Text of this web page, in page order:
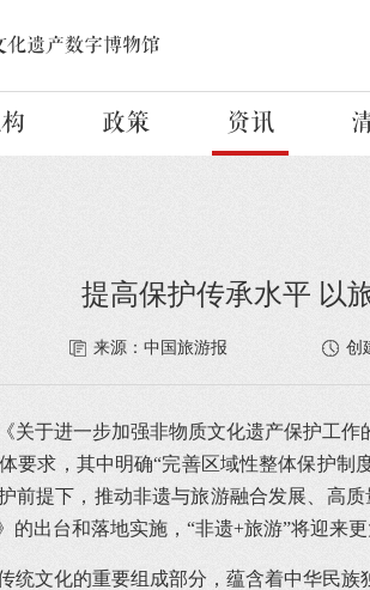
化遗产数字博物馆
政策 资讯
提高保护传承水平 以
来源：中国旅游报 创
关于进一步加强非物质文化遗产保护工
要求，其中明确“完善区域性整体保护
前提下，推动非遗与旅游融合发展、高
出台和落地实施，“非遗+旅游”将迎来更
统文化的重要组成部分，蕴含着中华民